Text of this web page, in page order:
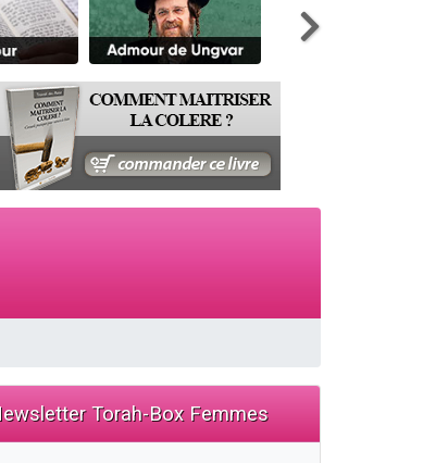
le temps
Torah-Box Femmes